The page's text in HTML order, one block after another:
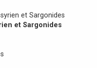
et Sargonides
et Sargonides